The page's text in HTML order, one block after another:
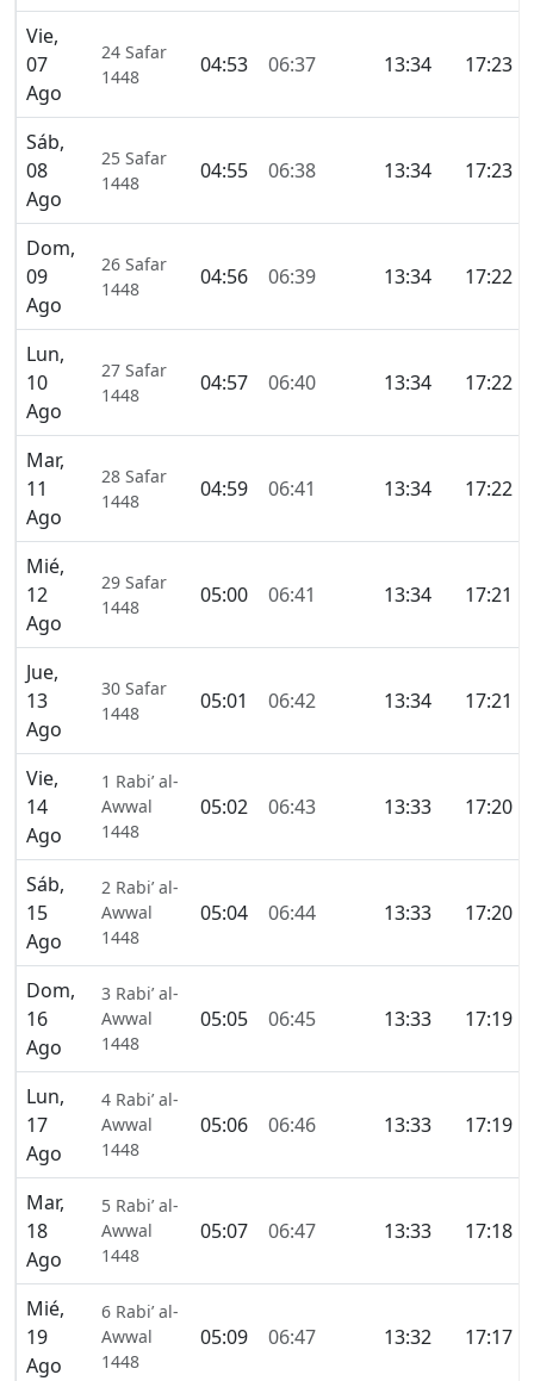
Vie,
07
Ago
24 Safar
1448
04:53 06:37 13:34 17:23
Sáb,
08
Ago
25 Safar
1448
04:55 06:38 13:34 17:23
Dom,
09
Ago
26 Safar
1448
04:56 06:39 13:34 17:22
Lun,
10
Ago
27 Safar
1448
04:57 06:40 13:34 17:22
Mar,
11
Ago
28 Safar
1448
04:59 06:41 13:34 17:22
Mié,
12
Ago
29 Safar
1448
05:00 06:41 13:34 17:21
Jue,
13
Ago
30 Safar
1448
05:01 06:42 13:34 17:21
Vie,
14
Ago
1 Rabi’ al-
Awwal
1448
05:02 06:43 13:33 17:20
Sáb,
15
Ago
2 Rabi’ al-
Awwal
1448
05:04 06:44 13:33 17:20
Dom,
16
Ago
3 Rabi’ al-
Awwal
1448
05:05 06:45 13:33 17:19
Lun,
17
Ago
4 Rabi’ al-
Awwal
1448
05:06 06:46 13:33 17:19
Mar,
18
Ago
5 Rabi’ al-
Awwal
1448
05:07 06:47 13:33 17:18
Mié,
19
Ago
6 Rabi’ al-
Awwal
1448
05:09 06:47 13:32 17:17